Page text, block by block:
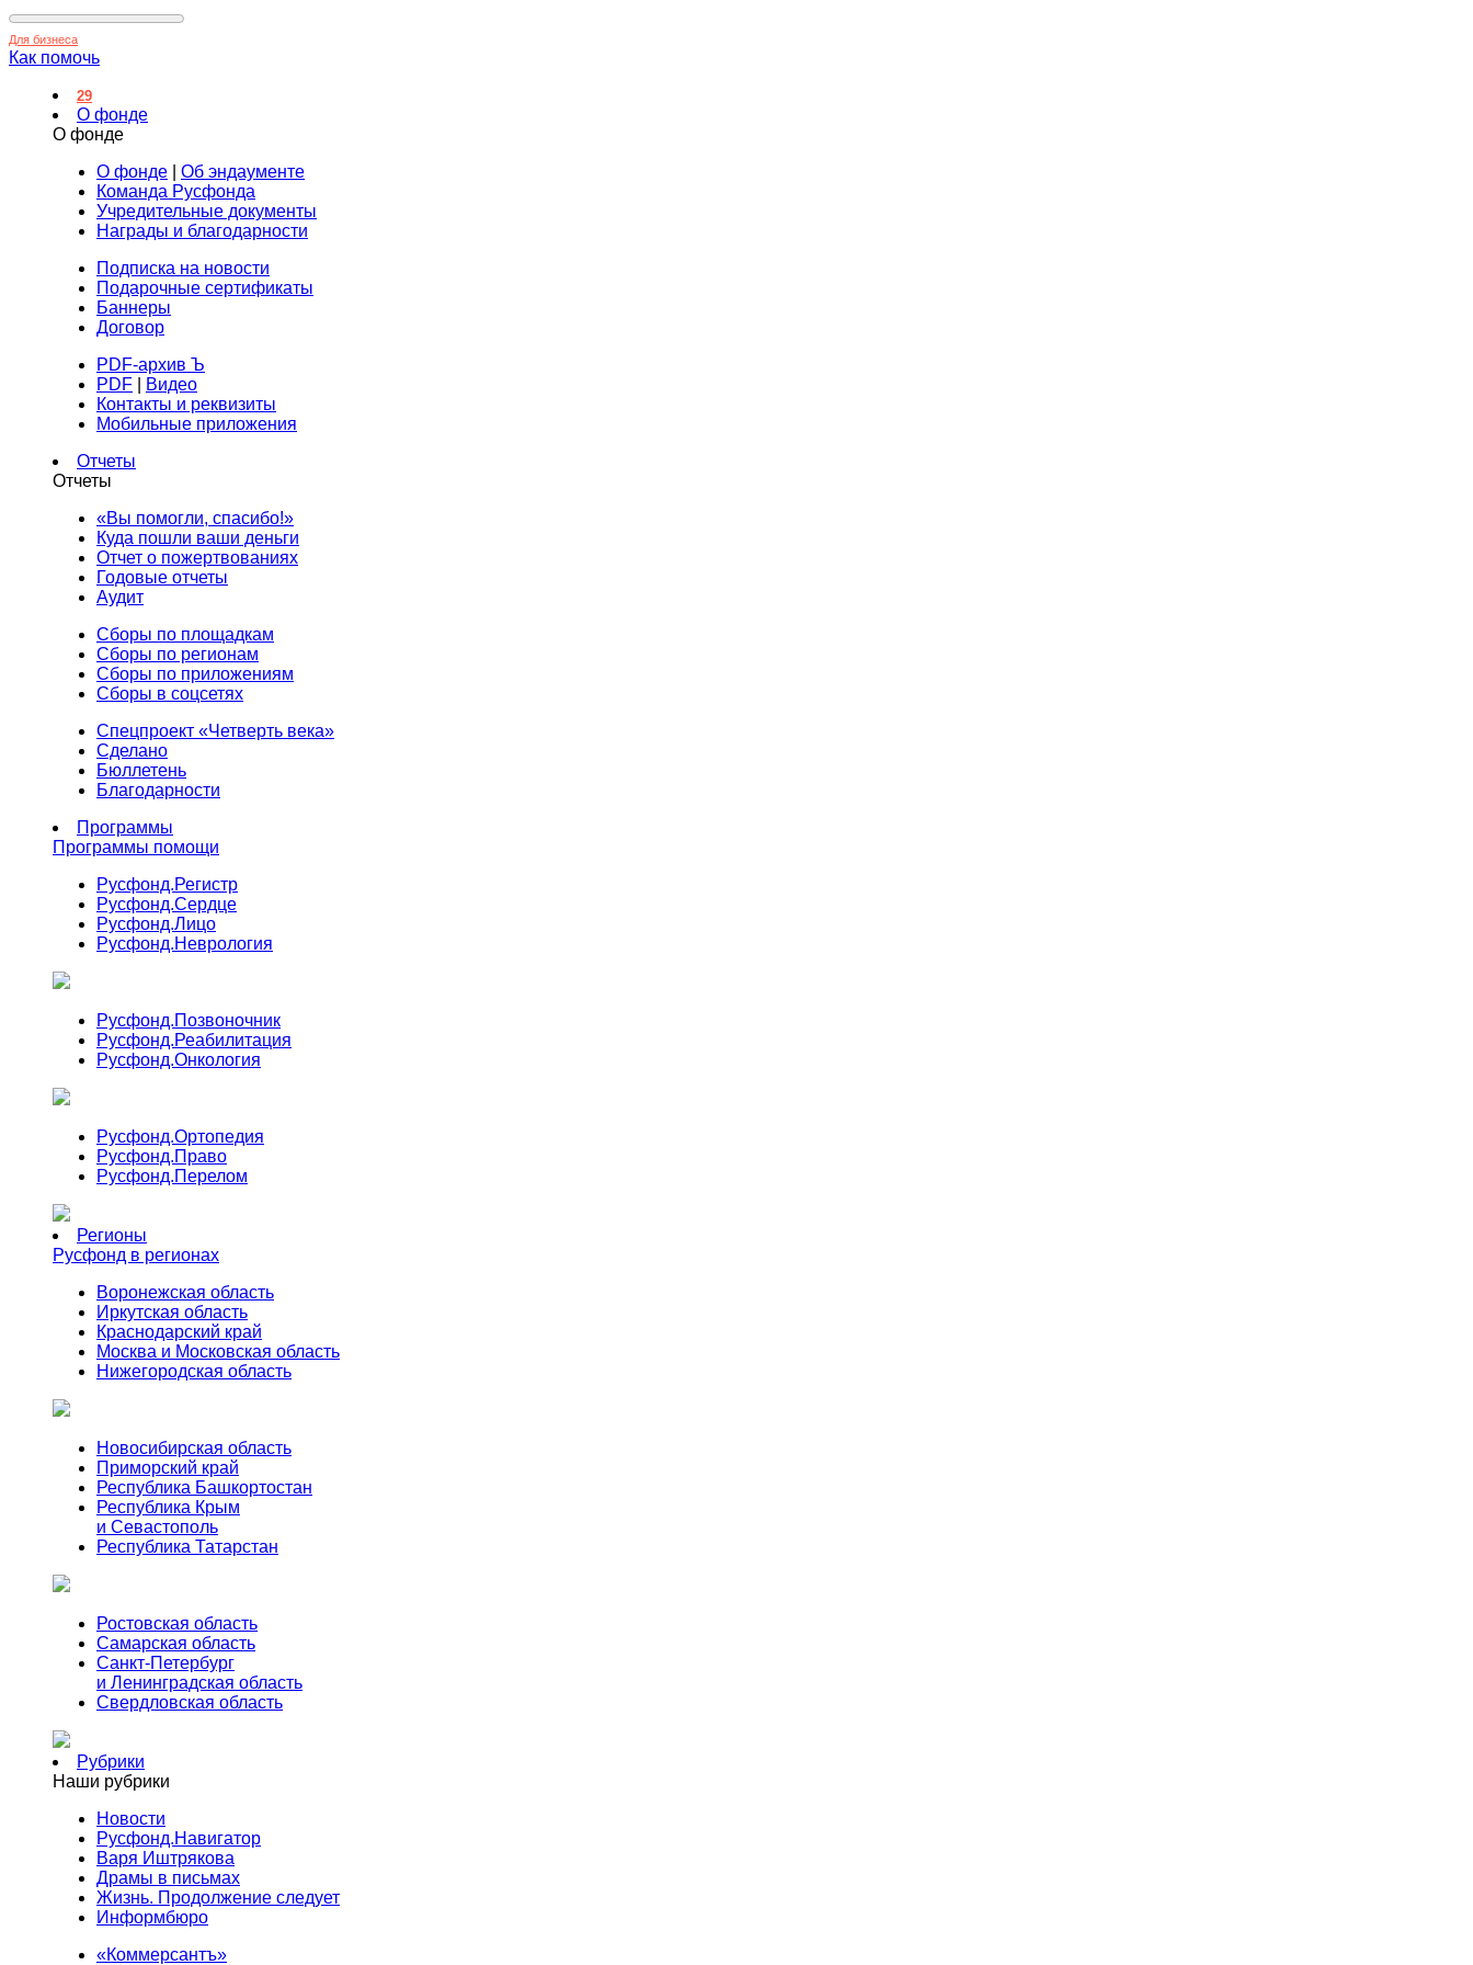
Для бизнеса
Как помочь
29
О фонде
О фонде
О фонде
Об эндаументе
Команда Русфонда
Учредительные документы
Награды и благодарности
Подписка на новости
Подарочные сертификаты
Баннеры
Договор
PDF-архив Ъ
PDF
Видео
Контакты и реквизиты
Мобильные приложения
Отчеты
Отчеты
«Вы помогли, спасибо!»
Куда пошли ваши деньги
Отчет о пожертвованиях
Годовые отчеты
Аудит
Сборы по площадкам
Сборы по регионам
Сборы по приложениям
Сборы в соцсетях
Спецпроект «Четверть века»
Сделано
Бюллетень
Благодарности
Программы
Программы помощи
Русфонд.Регистр
Русфонд.Сердце
Русфонд.Лицо
Русфонд.Неврология
Русфонд.Позвоночник
Русфонд.Реабилитация
Русфонд.Онкология
Русфонд.Ортопедия
Русфонд.Право
Русфонд.Перелом
Регионы
Русфонд в регионах
Воронежская область
Иркутская область
Краснодарский край
Москва и Московская область
Нижегородская область
Новосибирская область
Приморский край
Республика Башкортостан
Республика Крым
и Севастополь
Республика Татарстан
Ростовская область
Самарская область
Санкт-Петербург
и Ленинградская область
Свердловская область
Рубрики
Наши рубрики
Новости
Русфонд.Навигатор
Варя Иштрякова
Драмы в письмах
Жизнь. Продолжение следует
Информбюро
«Коммерсантъ»